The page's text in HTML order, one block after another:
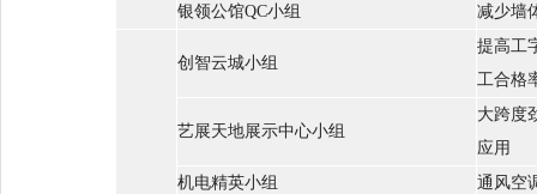
银领公馆QC小组
减少墙
创智云城小组
提高工
工合格
艺展天地展示中心小组
大跨度
应用
机电精英小组
通风空